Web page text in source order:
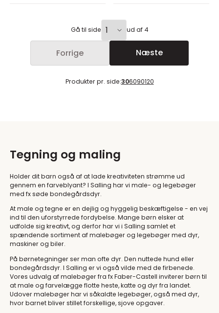
Gå til side ud af 4
Forrige Næste
Produkter pr. side:306090120
Tegning og maling
Holder dit barn også af at lade kreativiteten strømme ud
gennem en farveblyant? I Salling har vi male- og legebøger
med fx søde bondegårdsdyr.
At male og tegne er en dejlig og hyggelig beskæftigelse - en vej
ind til den uforstyrrede fordybelse. Mange børn elsker at
udfolde sig kreativt, og derfor har vi i Salling samlet et
spændende sortiment af malebøger og legebøger med dyr,
maskiner og biler.
På børnetegninger ser man ofte dyr. Den nuttede hund eller
bondegårdsdyr. I Salling er vi også vilde med de firbenede.
Vores udvalg af malebøger fra fx Faber-Castell inviterer børn til
at male og farvelægge flotte heste, katte og dyr fra landet.
Udover malebøger har vi såkaldte legebøger, også med dyr,
hvor barnet bliver stillet forskellige, sjove opgaver.